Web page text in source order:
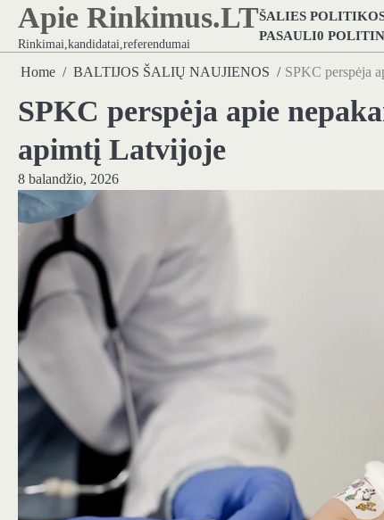
Skip
content
Apie Rinkimus.LT
Rinkimai,kandidatai,referendumai
ŠALIES
PASAULI0
Home BALTIJOS ŠALIŲ NAUJIENOS SPKC perspėja
SPKC perspėja apie
apimtį Latvijoje
8 balandžio, 2026